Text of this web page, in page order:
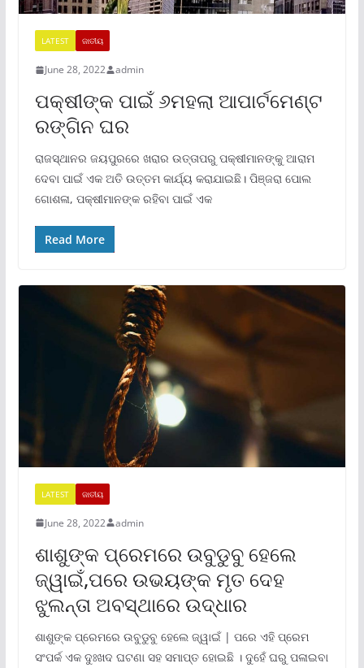
LATEST ଜାତୀୟ
June 28, 2022 admin
ପକ୍ଷୀଙ୍କ ପାଇଁ ୬ମହଲା ଆପାର୍ଟମେଣ୍ଟ
ରଙ୍ଗିନ ଘର
ରାଜସ୍ଥାନର ଜୟପୁରରେ ଖରାର ଉତ୍ତାପରୁ ପକ୍ଷୀମାନଙ୍କୁ ଆରାମ
ଦେବା ପାଇଁ ଏକ ଅତି ଉତ୍ତମ କାର୍ଯ୍ୟ କରାଯାଇଛି। ପିଞ୍ଜରା ପୋଲ
ଗୋଶଳା, ପକ୍ଷୀମାନଙ୍କ ରହିବା ପାଇଁ ଏକ
Read More
LATEST ଜାତୀୟ
June 28, 2022 admin
ଶାଶୁଙ୍କ ପ୍ରେମରେ ଉବୁଡୁବୁ ହେଲେ
ଜ୍ୱାଇଁ,ପରେ ଉଭୟଙ୍କ ମୃତ ଦେହ
ଝୁଲନ୍ତା ଅବସ୍ଥାରେ ଉଦ୍ଧାର
ଶାଶୁଙ୍କ ପ୍ରେମରେ ଉବୁଡୁବୁ ହେଲେ ଜ୍ୱାଇଁ | ପରେ ଏହି ପ୍ରେମ
ସଂପର୍କ ଏକ ଦୁଃଖଦ ଘଟଣା ସହ ସମାପ୍ତ ହୋଇଛି । ଦୁହେଁ ଘରୁ ପଳାଇବା